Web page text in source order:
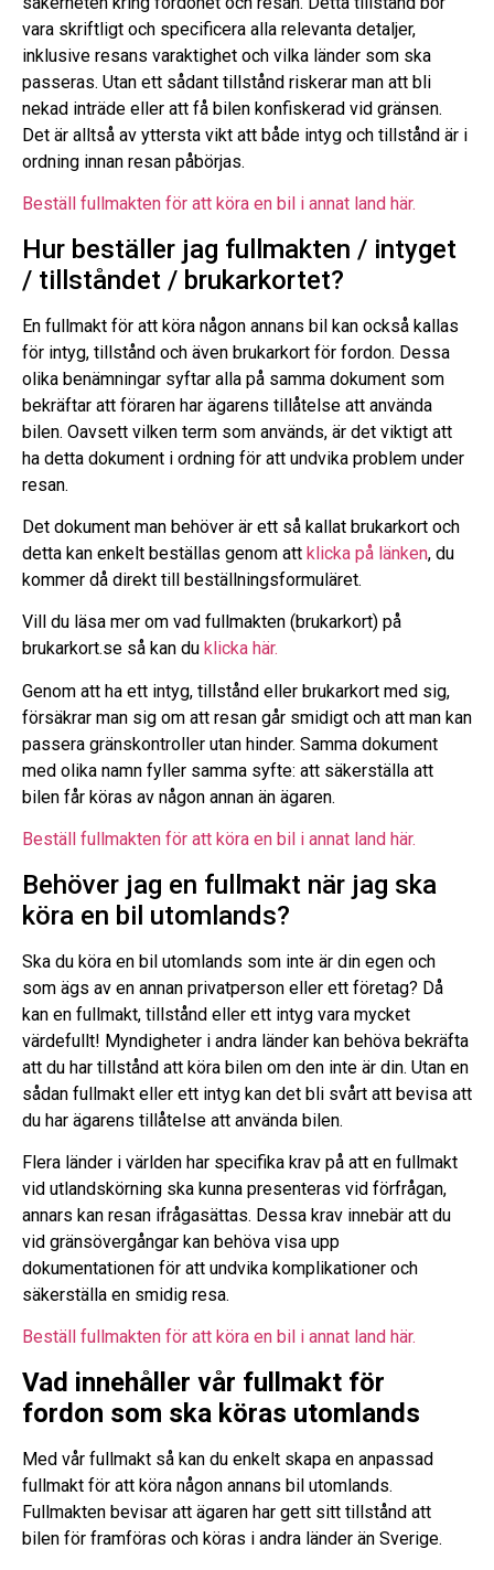
vara skriftligt och specificera alla relevanta detaljer,
inklusive resans varaktighet och vilka länder som ska
passeras. Utan ett sådant tillstånd riskerar man att bli
nekad inträde eller att få bilen konfiskerad vid gränsen.
Det är alltså av yttersta vikt att både intyg och tillstånd är i
ordning innan resan påbörjas.
Beställ fullmakten för att köra en bil i annat land här.
Hur beställer jag fullmakten / intyget
/ tillståndet / brukarkortet?
En fullmakt för att köra någon annans bil kan också kallas
för intyg, tillstånd och även brukarkort för fordon. Dessa
olika benämningar syftar alla på samma dokument som
bekräftar att föraren har ägarens tillåtelse att använda
bilen. Oavsett vilken term som används, är det viktigt att
ha detta dokument i ordning för att undvika problem under
resan.
Det dokument man behöver är ett så kallat brukarkort och
detta kan enkelt beställas genom att klicka på länken, du
kommer då direkt till beställningsformuläret.
Vill du läsa mer om vad fullmakten (brukarkort) på
brukarkort.se så kan du klicka här.
Genom att ha ett intyg, tillstånd eller brukarkort med sig,
försäkrar man sig om att resan går smidigt och att man kan
passera gränskontroller utan hinder. Samma dokument
med olika namn fyller samma syfte: att säkerställa att
bilen får köras av någon annan än ägaren.
Beställ fullmakten för att köra en bil i annat land här.
Behöver jag en fullmakt när jag ska
köra en bil utomlands?
Ska du köra en bil utomlands som inte är din egen och
som ägs av en annan privatperson eller ett företag? Då
kan en fullmakt, tillstånd eller ett intyg vara mycket
värdefullt! Myndigheter i andra länder kan behöva bekräfta
att du har tillstånd att köra bilen om den inte är din. Utan en
sådan fullmakt eller ett intyg kan det bli svårt att bevisa att
du har ägarens tillåtelse att använda bilen.
Flera länder i världen har specifika krav på att en fullmakt
vid utlandskörning ska kunna presenteras vid förfrågan,
annars kan resan ifrågasättas. Dessa krav innebär att du
vid gränsövergångar kan behöva visa upp
dokumentationen för att undvika komplikationer och
säkerställa en smidig resa.
Beställ fullmakten för att köra en bil i annat land här.
Vad innehåller vår fullmakt för
fordon som ska köras utomlands
Med vår fullmakt så kan du enkelt skapa en anpassad
fullmakt för att köra någon annans bil utomlands.
Fullmakten bevisar att ägaren har gett sitt tillstånd att
bilen för framföras och köras i andra länder än Sverige.